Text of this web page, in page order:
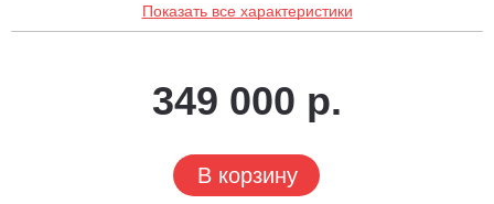
Показать все характеристики
349 000 р.
В корзину